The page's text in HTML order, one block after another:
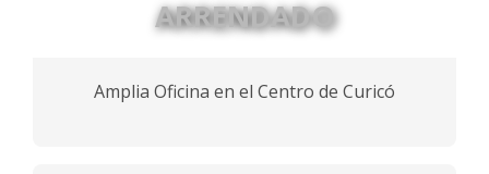
ARRENDADO
Amplia Oficina en el Centro de Curicó